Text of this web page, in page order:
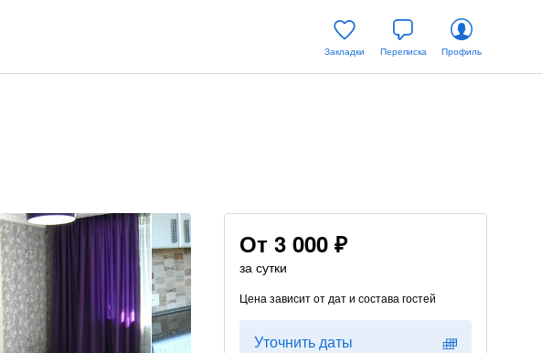
Закладки Переписка Профиль
От 3 000 ₽
за сутки
Цена зависит от дат и состава гостей
Уточнить даты